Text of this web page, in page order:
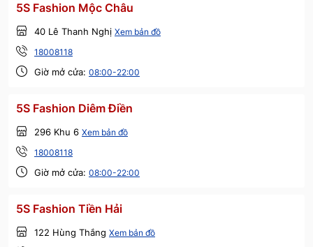
5S Fashion Mộc Châu
40 Lê Thanh Nghị Xem bản đồ
18008118
Giờ mở cửa: 08:00-22:00
5S Fashion Diêm Điền
296 Khu 6 Xem bản đồ
18008118
Giờ mở cửa: 08:00-22:00
5S Fashion Tiền Hải
122 Hùng Thắng Xem bản đồ